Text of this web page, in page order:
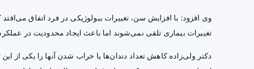
وی افزود: با افزایش سن، تغییرات بیولوژیکی در فرد اتفاق
تغییرات بیماری تلقی نمی‌شوند اما باعث ایجاد محدودیت در
دکتر ولی‌زاده کاهش تعداد دندان‌ها یا خراب شدن آنها را یکی از